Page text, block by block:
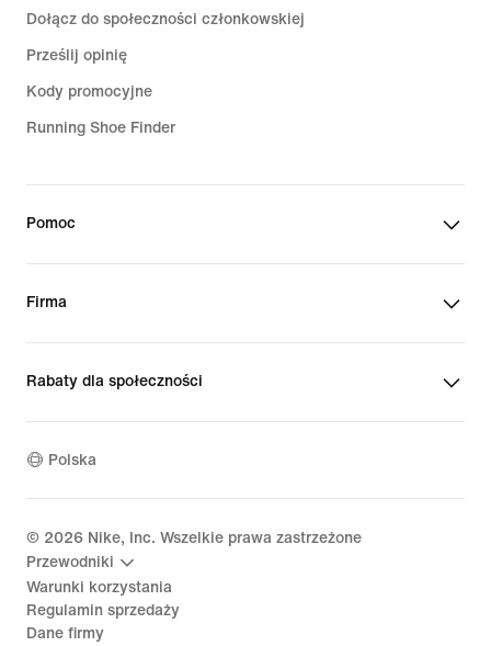
Dołącz do społeczności członkowskiej
Prześlij opinię
Kody promocyjne
Running Shoe Finder
Pomoc
Firma
Rabaty dla społeczności
Polska
© 2026 Nike, Inc. Wszelkie prawa zastrzeżone
Przewodniki
Warunki korzystania
Regulamin sprzedaży
Dane firmy